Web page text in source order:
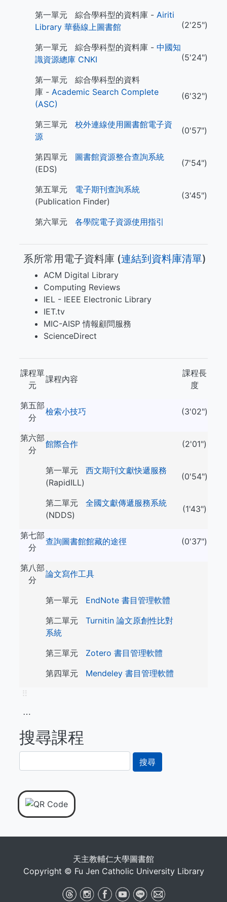
第一單元 綜合學科型的資料庫 - Airiti
Library 華藝線上圖書館
(2'25")
第一單元 綜合學科型的資料庫 - 中國知
識資源總庫 CNKI
(5'24")
第一單元 綜合學科型的資料
庫 - Academic Search Complete
(ASC)
(6'32")
第三單元 校外連線使用圖書館電子資
源
(0'57")
第四單元 圖書館資源整合查詢系統
(EDS)
(7'54")
第五單元 電子期刊查詢系統
(Publication Finder)
(3'45")
第六單元 各學院電子資源使用指引
系所常用電子資料庫 (​​​連結到資料庫清單)
ACM Digital Library
Computing Reviews
IEL - IEEE Electronic Library
IET.tv
MIC-AISP 情報顧問服務
ScienceDirect
課程單
元
課程內容
課程長
度
第五部
分
檢索小技巧 (3'02")
第六部
分
館際合作 (2'01")
第一單元 西文期刊文獻快遞服務
(RapidILL)
(0'54")
第二單元 全國文獻傳遞服務系統
(NDDS)
(1'43")
第七部
分
查詢圖書館館藏的途徑 (0'37")
第八部
分
論文寫作工具
第一單元 EndNote 書目管理軟體
第二單元 Turnitin 論文原創性比對
系統
第三單元 Zotero 書目管理軟體
第四單元 Mendeley 書目管理軟體
⠿
⋯
搜尋課程
尋
天主教輔仁大學圖書館
Copyright © Fu Jen Catholic University Library